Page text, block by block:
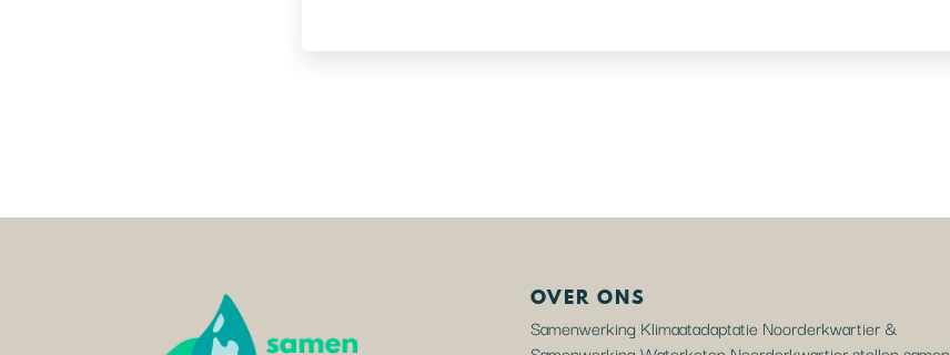
OVER ONS
Samenwerking Klimaatadaptatie Noorderkwartier &